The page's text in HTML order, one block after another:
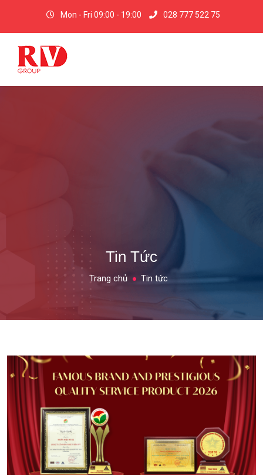
Mon - Fri 09:00 - 19:00 028 777 522 75
Tin Tức
Trang chủ Tin tức